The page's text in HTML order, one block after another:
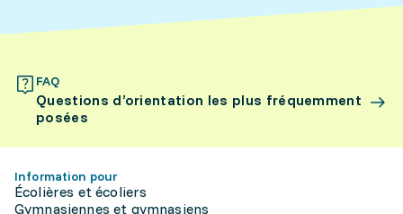
FAQ
Questions d’orientation les plus fréquemment
posées
Information pour
Écolières et écoliers
Gymnasiennes et gymnasiens